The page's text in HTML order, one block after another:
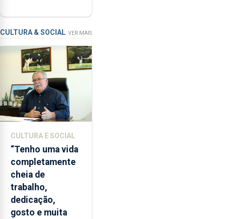
a
apanha
ilegal
lapas
2022
e
2026.
ilha
das
Flores
apresenta
um
“decréscimo
significativo”
novos
instrumentos
CULTURA & SOCIAL VER MAIS
CULTURA E SOCIAL
“Tenho uma vida
completamente
cheia de
trabalho,
dedicação,
gosto e muita